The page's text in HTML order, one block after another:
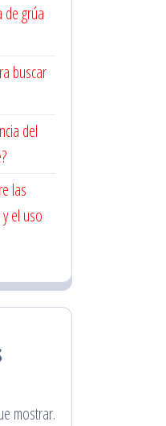
de grúa
buscar
del
las
el uso
mostrar.